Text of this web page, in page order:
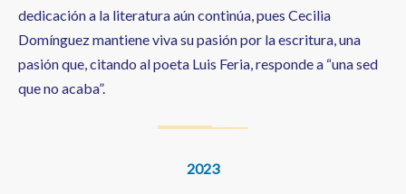
dedicación a la literatura aún continúa, pues Cecilia
Domínguez mantiene viva su pasión por la escritura, una
pasión que, citando al poeta Luis Feria, responde a “una sed
que no acaba”.
2023